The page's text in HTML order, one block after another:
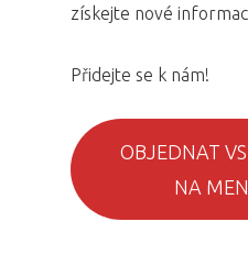
získejte nové
Přidejte se k nám!
OBJEDNAT
NA